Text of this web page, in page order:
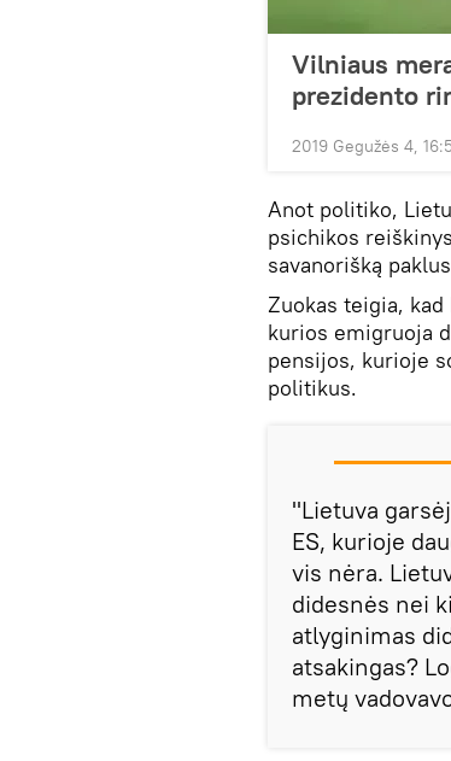
Vilniaus
prezidento
2019 Gegužės 4,
Anot politiko,
psichikos
savanorišką
Zuokas teigia,
kurios emigruoja
pensijos, kurioje
politikus.
"Lietuva
ES, kurioje
vis nėra.
didesnės nei
atlyginimas
atsakingas?
metų